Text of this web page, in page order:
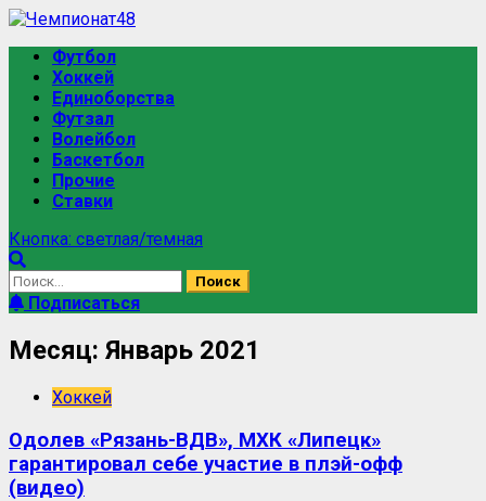
Футбол
Хоккей
Единоборства
Футзал
Волейбол
Баскетбол
Прочие
Ставки
Кнопка: светлая/темная
Подписаться
Месяц: Январь 2021
Хоккей
Одолев «Рязань-ВДВ», МХК «Липецк»
гарантировал себе участие в плэй-офф
(видео)